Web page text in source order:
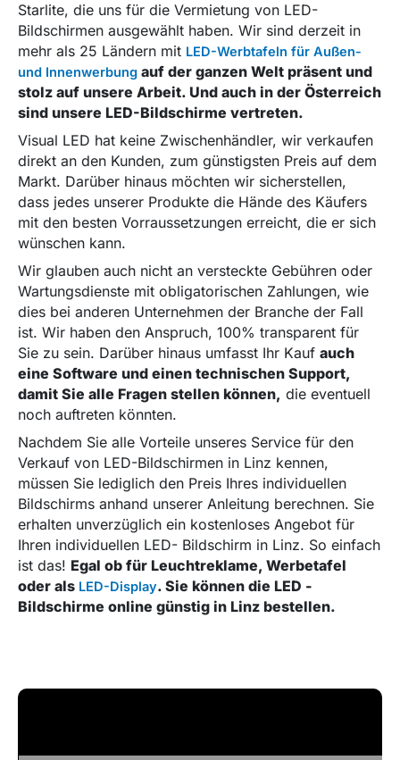
Starlite, die uns für die Vermietung von LED-
Bildschirmen ausgewählt haben. Wir sind derzeit in
mehr als 25 Ländern mit LED-Werbtafeln für Außen-
und Innenwerbung auf der ganzen Welt präsent und
stolz auf unsere Arbeit. Und auch in der Österreich
sind unsere LED-Bildschirme vertreten.
Visual LED hat keine Zwischenhändler, wir verkaufen
direkt an den Kunden, zum günstigsten Preis auf dem
Markt. Darüber hinaus möchten wir sicherstellen,
dass jedes unserer Produkte die Hände des Käufers
mit den besten Vorraussetzungen erreicht, die er sich
wünschen kann.
Wir glauben auch nicht an versteckte Gebühren oder
Wartungsdienste mit obligatorischen Zahlungen, wie
dies bei anderen Unternehmen der Branche der Fall
ist. Wir haben den Anspruch, 100% transparent für
Sie zu sein. Darüber hinaus umfasst Ihr Kaufauch
eine Software und einen technischen Support,
damit Sie alle Fragen stellen können, die eventuell
noch auftreten könnten.
Nachdem Sie alle Vorteile unseres Service für den
Verkauf von LED-Bildschirmen in Linz kennen,
müssen Sie lediglich den Preis Ihres individuellen
Bildschirms anhand unserer Anleitung berechnen. Sie
erhalten unverzüglich ein kostenloses Angebot für
Ihren individuellen LED- Bildschirm in Linz. So einfach
ist das! Egal ob für Leuchtreklame, Werbetafel
oder als LED-Display. Sie können die LED -
Bildschirme online günstig in Linz bestellen.